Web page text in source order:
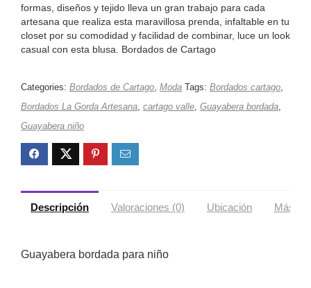
formas, diseños y tejido lleva un gran trabajo para cada
artesana que realiza esta maravillosa prenda, infaltable en tu
closet por su comodidad y facilidad de combinar, luce un look
casual con esta blusa. Bordados de Cartago
Categories: Bordados de Cartago, Moda Tags: Bordados cartago,
Bordados La Gorda Artesana, cartago valle, Guayabera bordada,
Guayabera niño
Descripción Valoraciones (0) Ubicación Más
Guayabera bordada para niño